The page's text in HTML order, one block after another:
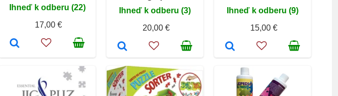
Ihneď k odberu (22)
17,00 €
Ihneď k odberu (3)
20,00 €
Ihneď k odberu (9)
15,00 €